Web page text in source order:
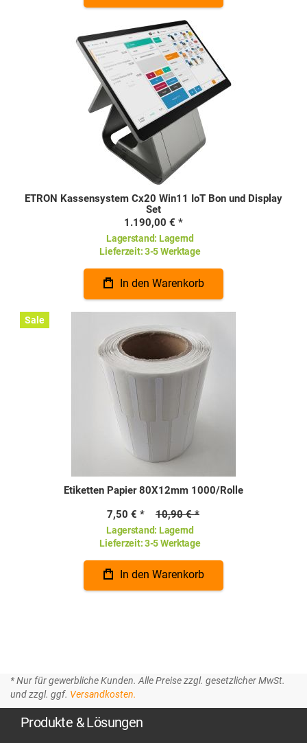
ETRON Kassensystem Cx20 Win11 IoT Bon und Display
Set
1.190,00 €
Lagerstand: Lagernd
Lieferzeit:3-5 Werktage
In den Warenkorb
Etiketten Papier 80X12mm 1000/Rolle
7,50 €
10,90 €
Lagerstand: Lagernd
Lieferzeit:3-5 Werktage
In den Warenkorb
Sale
* Nur für gewerbliche Kunden. Alle Preise zzgl. gesetzlicher MwSt.
und zzgl. ggf. Versandkosten.
Produkte & Lösungen